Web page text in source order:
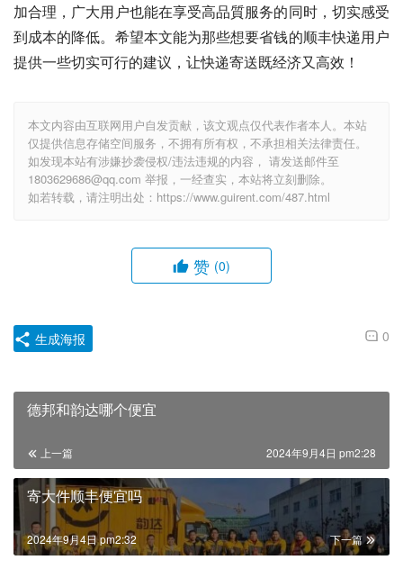
加合理，广大用户也能在享受高品質服务的同时，切实感受
到成本的降低。希望本文能为那些想要省钱的顺丰快递用户
提供一些切实可行的建议，让快递寄送既经济又高效！
本文内容由互联网用户自发贡献，该文观点仅代表作者本人。本站
仅提供信息存储空间服务，不拥有所有权，不承担相关法律责任。
如发现本站有涉嫌抄袭侵权/违法违规的内容， 请发送邮件至
1803629686@qq.com 举报，一经查实，本站将立刻删除。
如若转载，请注明出处：https://www.guirent.com/487.html
赞 (0)
0
生成海报
德邦和韵达哪个便宜
上一篇 2024年9月4日 pm2:28
寄大件顺丰便宜吗
下一篇
2024年9月4日 pm2:32